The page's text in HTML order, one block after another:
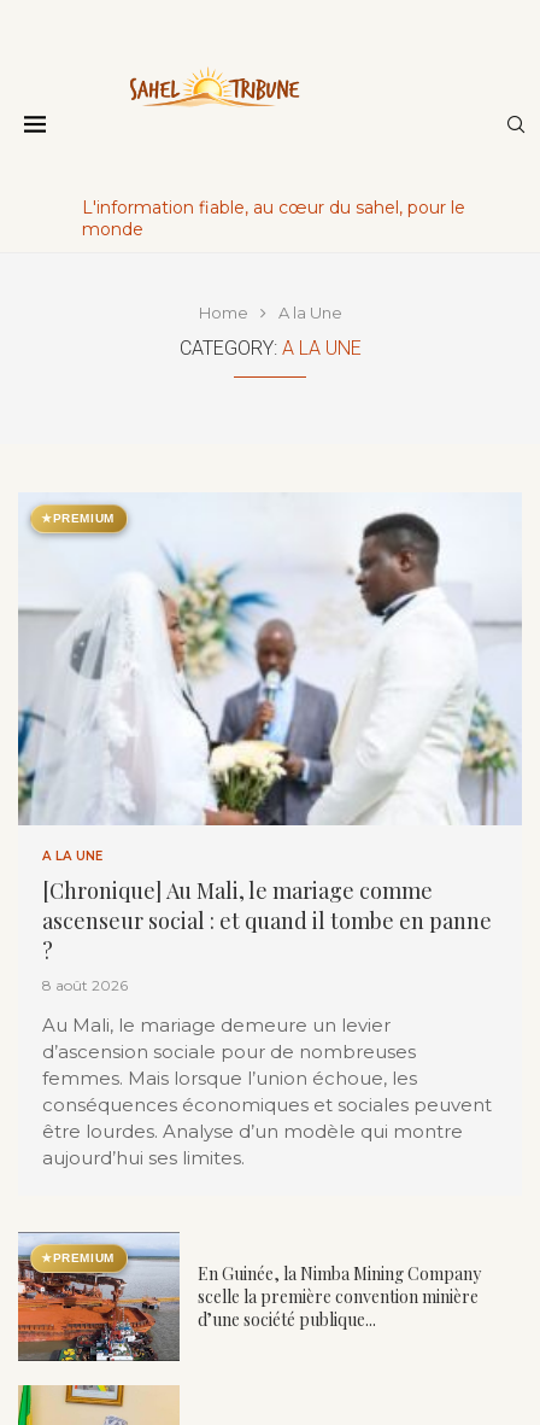
L'information fiable, au cœur du sahel, pour le
monde
Home A la Une
CATEGORY: A LA UNE
★PREMIUM
A LA UNE
[Chronique] Au Mali, le mariage comme
ascenseur social : et quand il tombe en panne
?
8 août 2026
Au Mali, le mariage demeure un levier
d’ascension sociale pour de nombreuses
femmes. Mais lorsque l’union échoue, les
conséquences économiques et sociales peuvent
être lourdes. Analyse d’un modèle qui montre
aujourd’hui ses limites.
★PREMIUM
En Guinée, la Nimba Mining Company
scelle la première convention minière
d’une société publique...